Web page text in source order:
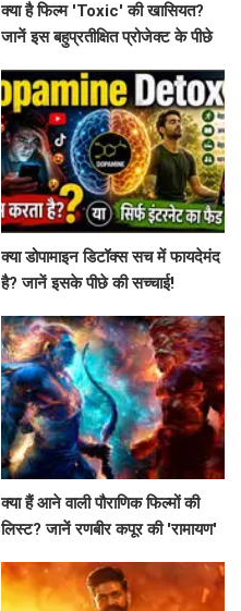
क्या है फिल्म 'Toxic' की खासियत?
जानें इस बहुप्रतीक्षित प्रोजेक्ट के पीछे
क्या डोपामाइन डिटॉक्स सच में फायदेमंद
है? जानें इसके पीछे की सच्चाई!
क्या हैं आने वाली पौराणिक फिल्मों की
लिस्ट? जानें रणबीर कपूर की 'रामायण'